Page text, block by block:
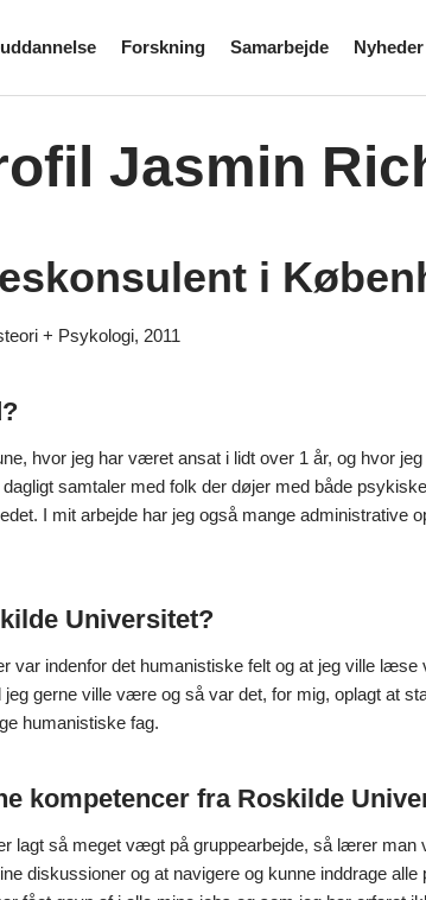
Forskning Samarbejde Nyheder
Jasmin
i
+ Psykologi, 2011
hvor jeg har været ansat i lidt over 1 år, og hvor
samtaler med folk der døjer med både
I mit arbejde har jeg også mange administrative
Universitet?
var indenfor det humanistiske felt og at jeg ville
gerne ville være og så var det, for mig, oplagt at
humanistiske fag.
kompetencer fra Roskilde
lagt så meget vægt på gruppearbejde, så lærer
diskussioner og at navigere og kunne inddrage